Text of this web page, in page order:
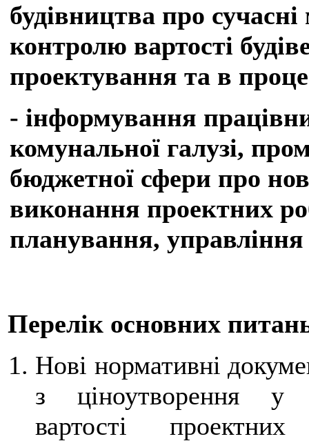
будівництва про
контролю вартості
проектування та в
- інформування
комунальної галузі,
бюджетної сфери про
виконання проектних
планування, управління
Перелік основних
Нові нормативні
з ціноутворення у
вартості